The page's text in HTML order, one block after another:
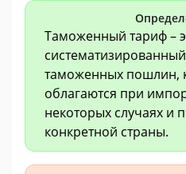
Таможенный тариф –
таможенных пошлин,
облагаются при
некоторых случаях и
конкретной страны.